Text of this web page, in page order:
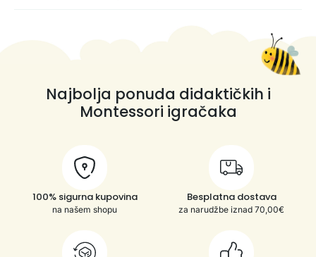
Najbolja ponuda didaktičkih i
Montessori igračaka
100% sigurna kupovina
na našem shopu
Besplatna dostava
za narudžbe iznad 70,00€